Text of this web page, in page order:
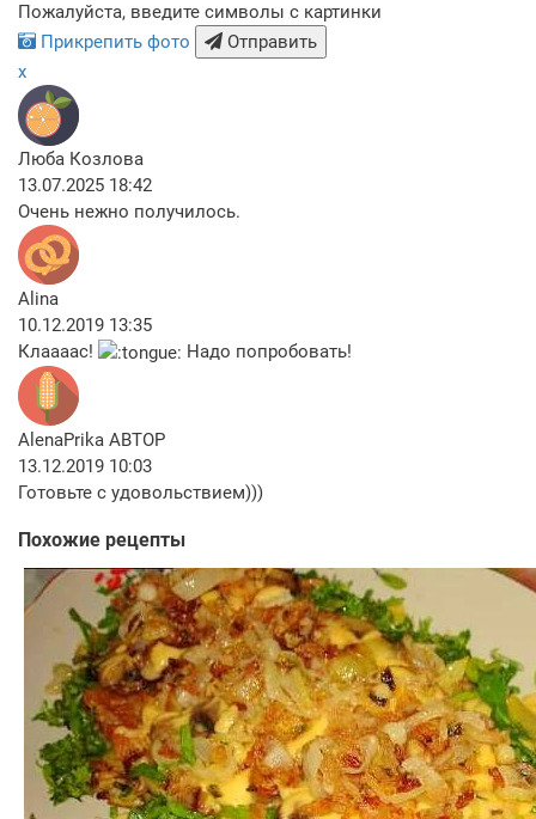
Пожалуйста, введите символы с картинки
Прикрепить фото
Отправить
x
Люба Козлова
13.07.2025 18:42
Очень нежно получилось.
Alina
10.12.2019 13:35
Клаааас!
Надо попробовать!
AlenaPrika АВТОР
13.12.2019 10:03
Готовьте с удовольствием)))
Похожие рецепты